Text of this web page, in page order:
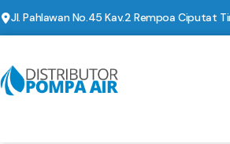
Jl. Pahlawan No.45 Kav.2 Rempoa Ciputat